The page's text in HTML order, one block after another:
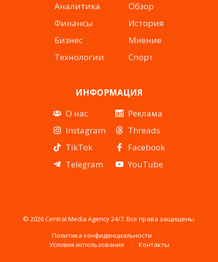
Аналитика
Финансы
Бизнес
Технологии
Обзор
История
Мнение
Спорт
ИНФОРМАЦИЯ
О нас
Instagram
TikTok
Telegram
Реклама
Threads
Facebook
YouTube
© 2026 Central Media Agency 24/7. Все права защищены.
Политика конфиденциальности
Условия использования
Контакты